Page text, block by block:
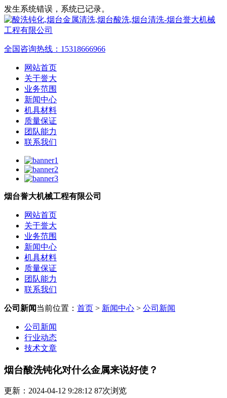
发生系统错误，系统已记录。
全国咨询热线： 15318666966
网站首页
关于誉大
业务范围
新闻中心
机具材料
质量保证
团队能力
联系我们
烟台誉大机械工程有限公司
网站首页
关于誉大
业务范围
新闻中心
机具材料
质量保证
团队能力
联系我们
公司新闻当前位置： 首页 > 新闻中心 > 公司新闻
公司新闻
行业动态
技术文章
烟台酸洗钝化对什么金属来说好使？
更新：2024-04-12 9:28:12 87次浏览